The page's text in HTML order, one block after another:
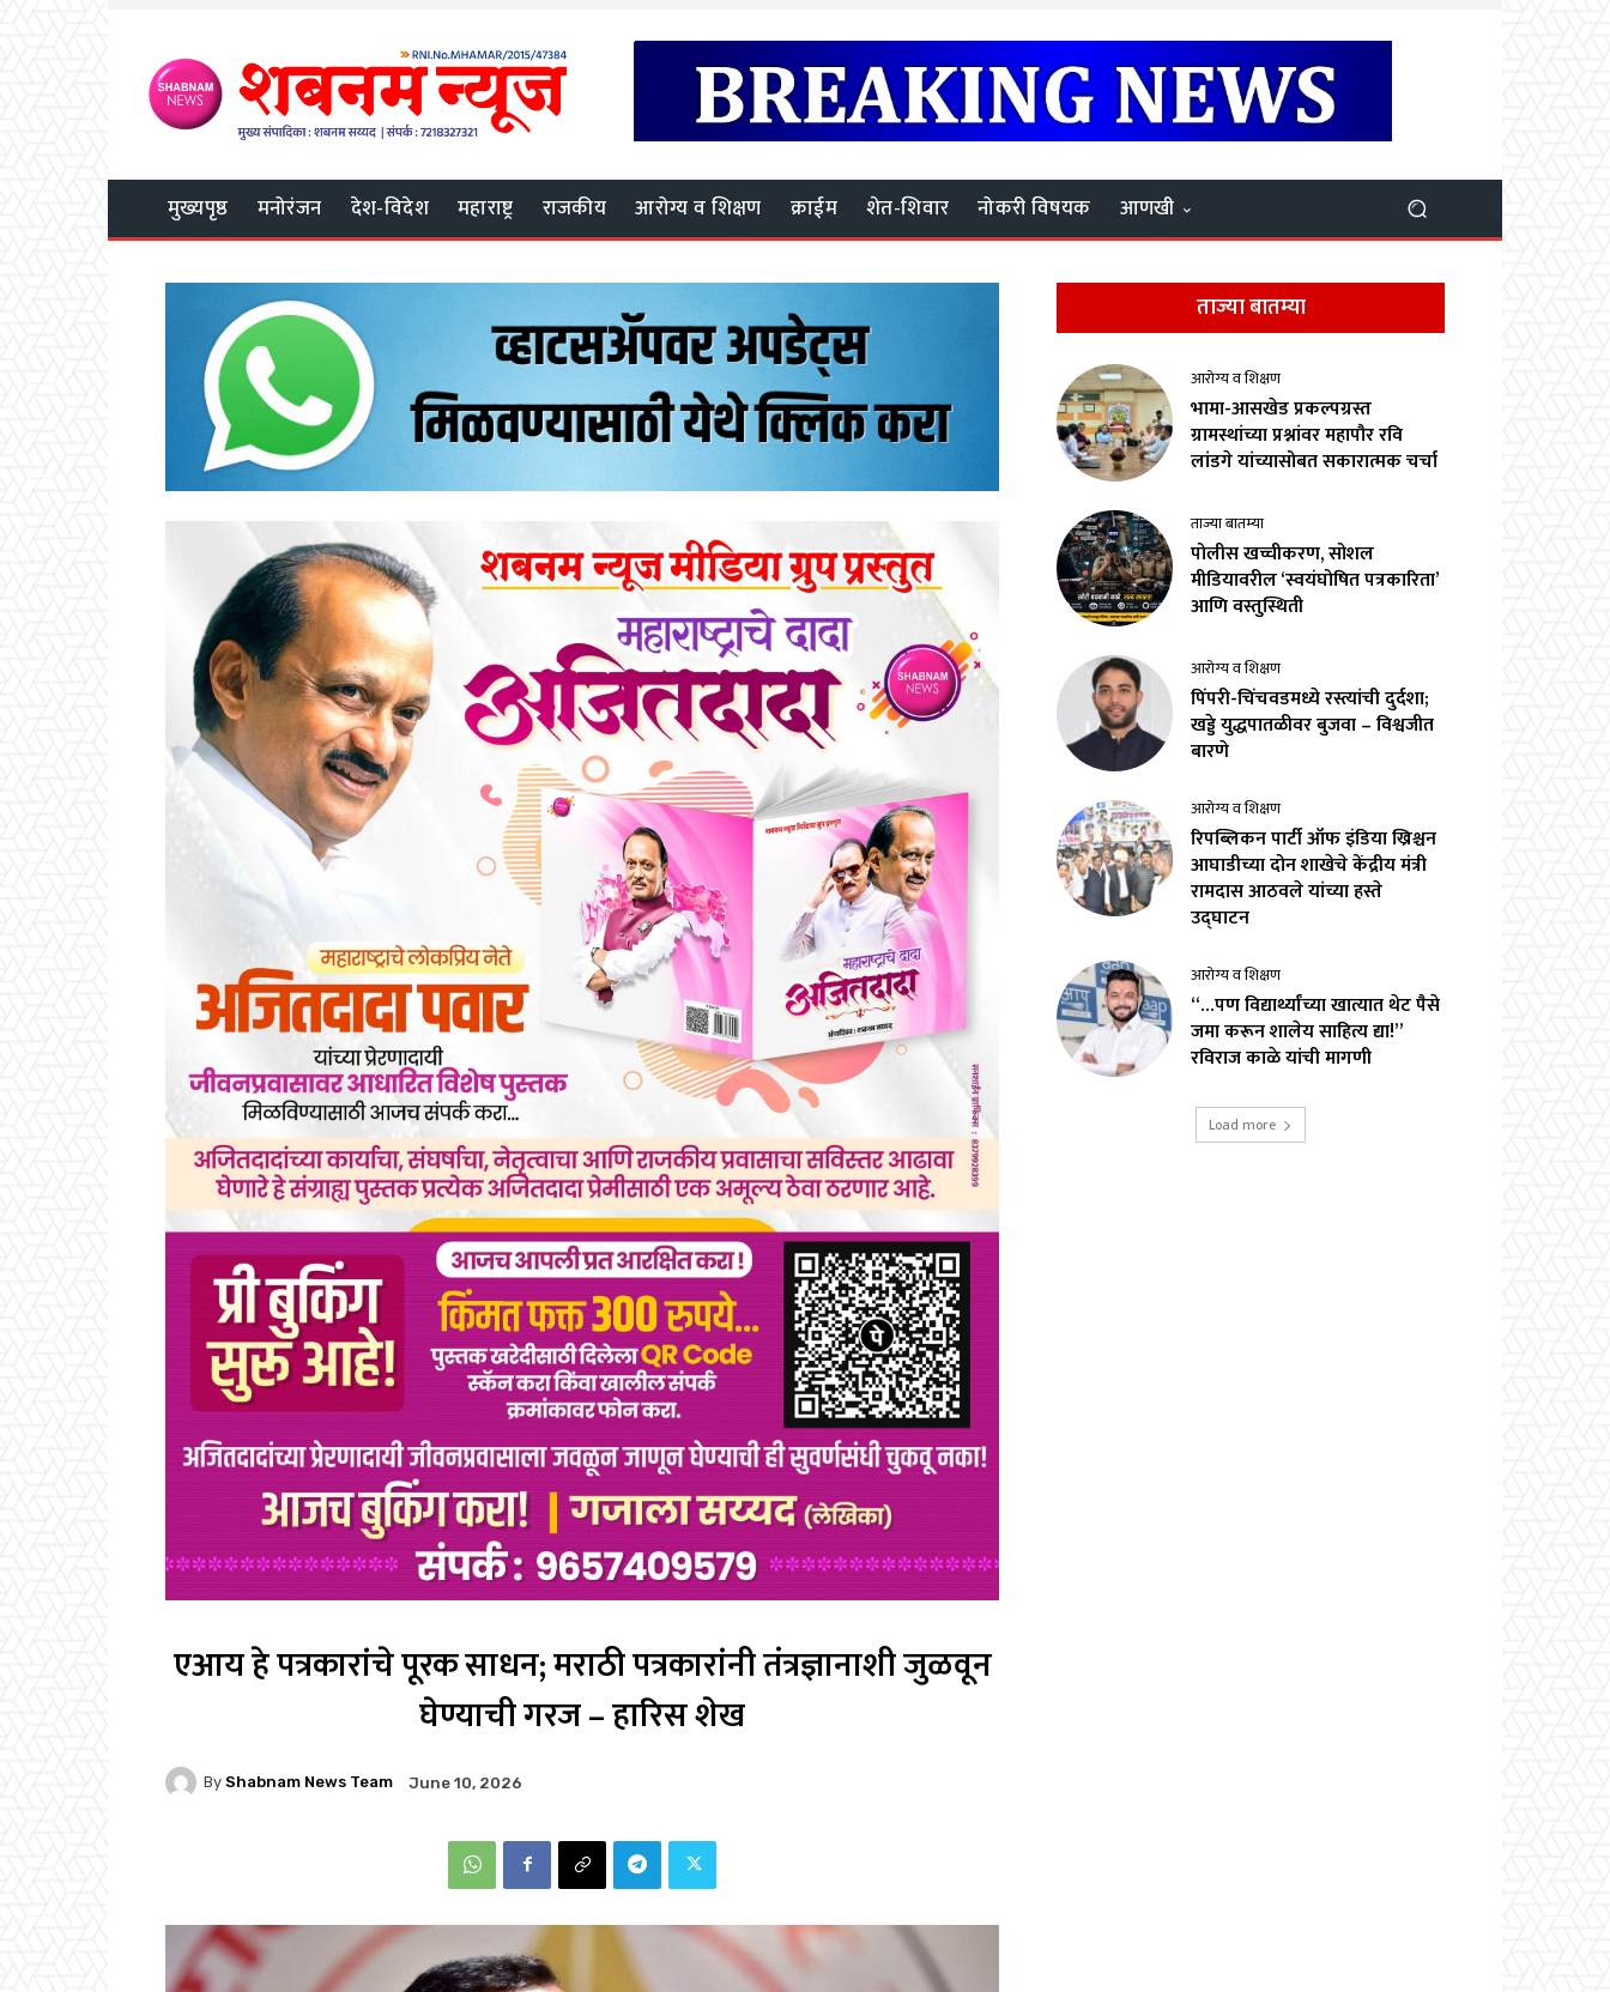
मुख्यपृष्ठ मनोरंजन देश-विदेश महाराष्ट्र राजकीय आरोग्य व शिक्षण क्राईम शेत-शिवार नोकरी विषयक आणखी
एआय हे पत्रकारांचे पूरक साधन; मराठी पत्रकारांनी तंत्रज्ञानाशी जुळवून
घेण्याची गरज – हारिस शेख
By Shabnam News Team June 10, 2026
ताज्या बातम्या
आरोग्य व शिक्षण
भामा-आसखेड प्रकल्पग्रस्त
ग्रामस्थांच्या प्रश्नांवर महापौर रवि
लांडगे यांच्यासोबत सकारात्मक चर्चा
ताज्या बातम्या
पोलीस खच्चीकरण, सोशल
मीडियावरील ‘स्वयंघोषित पत्रकारिता’
आणि वस्तुस्थिती
आरोग्य व शिक्षण
पिंपरी-चिंचवडमध्ये रस्त्यांची दुर्दशा;
खड्डे युद्धपातळीवर बुजवा – विश्वजीत
बारणे
आरोग्य व शिक्षण
रिपब्लिकन पार्टी ऑफ इंडिया ख्रिश्चन
आघाडीच्या दोन शाखेचे केंद्रीय मंत्री
रामदास आठवले यांच्या हस्ते
उद्घाटन
आरोग्य व शिक्षण
“…पण विद्यार्थ्यांच्या खात्यात थेट पैसे
जमा करून शालेय साहित्य द्या!”
रविराज काळे यांची मागणी
Load more